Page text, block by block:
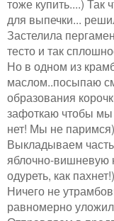
тоже купить....) Так
для выпечки...
Застелила
тесто и так
Но в одном из
маслом..посыпаю
образования
зафоткаю чтобы мы
нет! Мы не
Выкладываем
яблочно-вишневую
одуреть, как
Ничего не
равномерно